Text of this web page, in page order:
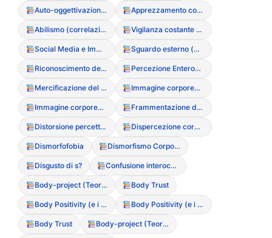
Auto-oggettivazione (vedersi come oggetto esterno) Apprezzamento corporeo
Abilismo (correlazione con l’immagine corporea) Vigilanza costante sul peso e sulla forma corporea
Social Media e Immagine Corporea Sguardo esterno (monitoraggio costante)
Riconoscimento dei segnali fisiologici Percezione Enterocettiva
Mercificazione del corpo Immagine corporea nei media
Immagine corporea negativa Frammentazione del S?
Distorsione percettiva Dispercezione corporea
Dismorfofobia Dismorfismo Corporeo
Disgusto di s? Confusione interocettiva (incapacit? di sentire fame/saziet?)
Body-project (Teoria del corpo come progetto) Body Trust
Body Positivity (e i suoi limiti nei DCA) Body Positivity (e i suoi limiti nei DCA)
Body Trust Body-project (Teoria del corpo come progetto)